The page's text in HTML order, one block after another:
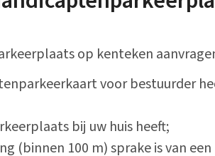
op kenteken
voor bestuurder
bij uw huis heeft;
(binnen 100 m) sprake is van